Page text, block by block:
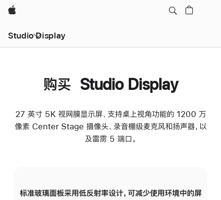
Apple
Studio Display
购买 Studio Display
27 英寸 5K 视网膜显示屏、支持桌上视角功能的 1200 万
像素 Center Stage 摄像头、录音棚级麦克风和扬声器，以
及雷雳 5 端口。
标准玻璃面板采用低反射率设计，可减少使用环境中的屏